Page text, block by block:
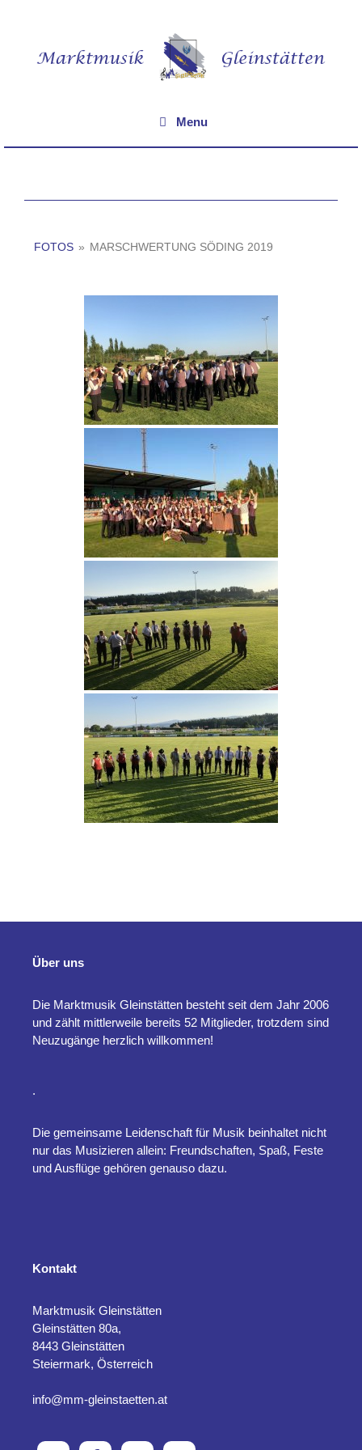
Menu
FOTOS » MARSCHWERTUNG SÖDING 2019
Über uns
Die Marktmusik Gleinstätten besteht seit dem Jahr 2006
und zählt mittlerweile bereits 52 Mitglieder, trotzdem sind
Neuzugänge herzlich willkommen!
.
Die gemeinsame Leidenschaft für Musik beinhaltet nicht
nur das Musizieren allein: Freundschaften, Spaß, Feste
und Ausflüge gehören genauso dazu.
Kontakt
Marktmusik Gleinstätten
Gleinstätten 80a,
8443 Gleinstätten
Steiermark, Österreich
info@mm-gleinstaetten.at